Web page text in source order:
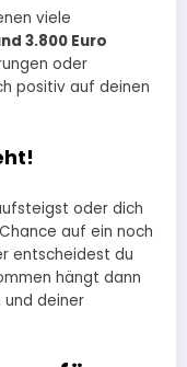
viele
3.800 Euro
oder
positiv auf deinen
oder dich
auf ein noch
entscheidest du
hängt dann
deiner